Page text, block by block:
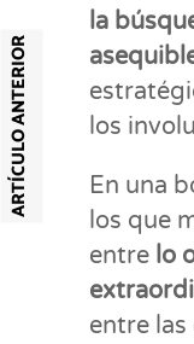
la
los
En una
los que
entre lo
entre las
ARTÍCULO ANTERIOR